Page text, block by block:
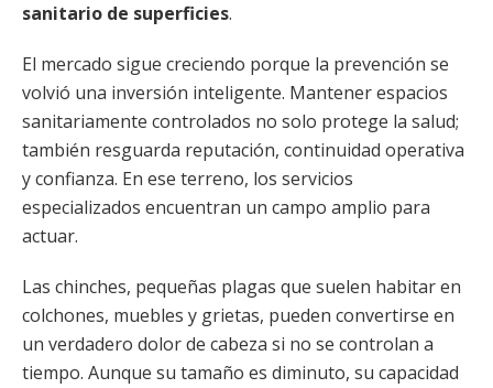
sanitario de superficies.
El mercado sigue creciendo porque la prevención se
volvió una inversión inteligente. Mantener espacios
sanitariamente controlados no solo protege la salud;
también resguarda reputación, continuidad operativa
y confianza. En ese terreno, los servicios
especializados encuentran un campo amplio para
actuar.
Las chinches, pequeñas plagas que suelen habitar en
colchones, muebles y grietas, pueden convertirse en
un verdadero dolor de cabeza si no se controlan a
tiempo. Aunque su tamaño es diminuto, su capacidad